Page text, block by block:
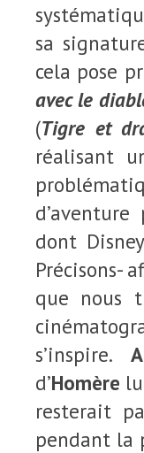
sa
cela pose
avec le
(Tigre et
réalisant
dont
Précisons-
que nous
s’inspire.
d’Homère
resterait
pendant la